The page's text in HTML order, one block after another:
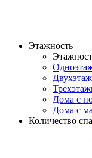
Этажность
Дома с
Дома с
Количество